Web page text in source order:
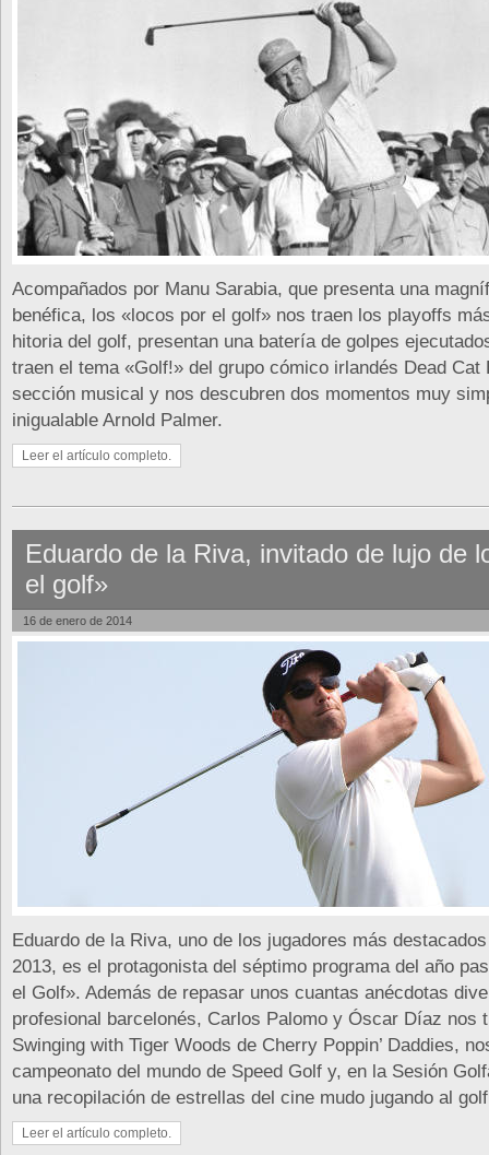
Acompañados por Manu Sarabia, que presenta una
benéfica, los «locos por el golf» nos traen los playoffs
hitoria del golf, presentan una batería de golpes
traen el tema «Golf!» del grupo cómico irlandés Dead Cat
sección musical y nos descubren dos momentos muy
inigualable Arnold Palmer.
Leer el artículo completo.
Eduardo de la Riva, invitado de lujo de
el golf»
16 de enero de 2014
Eduardo de la Riva, uno de los jugadores más
2013, es el protagonista del séptimo programa del año
el Golf». Además de repasar unos cuantas anécdotas
profesional barcelonés, Carlos Palomo y Óscar Díaz nos
Swinging with Tiger Woods de Cherry Poppin’ Daddies,
campeonato del mundo de Speed Golf y, en la Sesión
una recopilación de estrellas del cine mudo jugando al
Leer el artículo completo.